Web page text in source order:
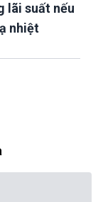
lãi suất nếu
nhiệt